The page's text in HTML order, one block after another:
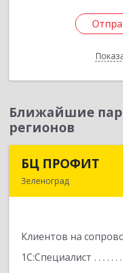
Ближайшие
регионов
БЦ ПРОФИТ
Зеленоград
Клиентов на
1С:Специалист